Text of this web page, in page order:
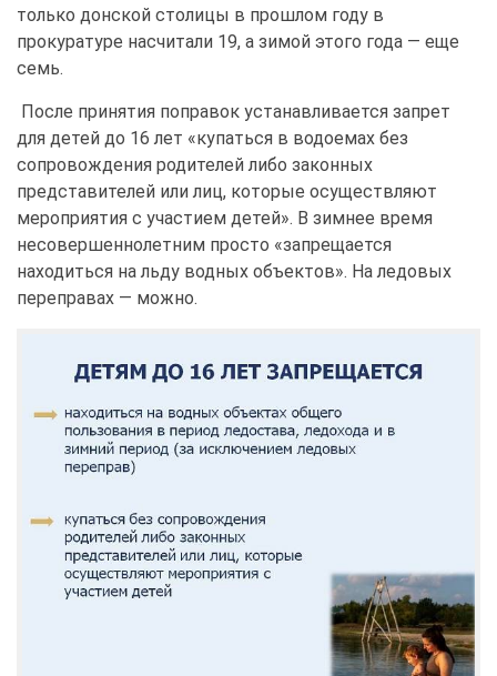
только донской столицы в прошлом году в
прокуратуре насчитали 19, а зимой этого года — еще
семь.
После принятия поправок устанавливается запрет
для детей до 16 лет «купаться в водоемах без
сопровождения родителей либо законных
представителей или лиц, которые осуществляют
мероприятия с участием детей». В зимнее время
несовершеннолетним просто «запрещается
находиться на льду водных объектов». На ледовых
переправах — можно.